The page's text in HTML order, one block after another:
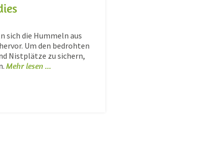
sich die Hummeln aus
Um den bedrohten
Nistplätze zu sichern,
Mehr lesen ...